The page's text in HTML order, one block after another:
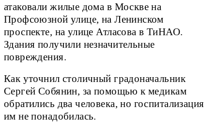
атаковали жилые дома в Москве на
Профсоюзной улице, на Ленинском
проспекте, на улице Атласова в ТиНАО.
Здания получили незначительные
повреждения.
Как уточнил столичный градоначальник
Сергей Собянин, за помощью к медикам
обратились два человека, но госпитализация
им не понадобилась.